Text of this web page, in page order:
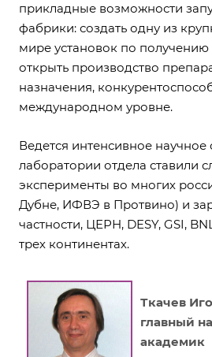
прикладные возможности
фабрики: создать одну из
мире установок по
открыть производство
назначения,
международном уровне.
Ведется интенсивное научное
лаборатории отдела ставили
эксперименты во многих
Дубне, ИФВЭ в Протвино) и
частности, ЦЕРН, DESY, GSI,
трех континентах.
Ткачев
главный
академик